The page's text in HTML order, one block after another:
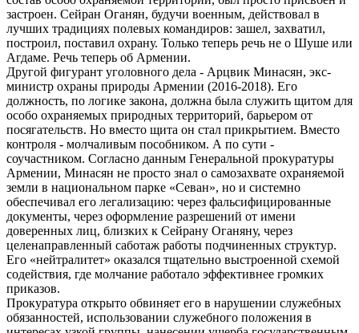
застроен. Сейран Оганян, будучи военным, действовал в
лучших традициях полевых командиров: зашел, захватил,
построил, поставил охрану. Только теперь речь не о Шуше или
Агдаме. Речь теперь об Армении.
Другой фигурант уголовного дела - Арцвик Минасян, экс-
министр охраны природы Армении (2016-2018). Его
должность, по логике закона, должна была служить щитом для
особо охраняемых природных территорий, барьером от
посягательств. Но вместо щита он стал прикрытием. Вместо
контроля - молчаливым пособником. А по сути -
соучастником. Согласно данным Генеральной прокуратуры
Армении, Минасян не просто знал о самозахвате охраняемой
земли в национальном парке «Севан», но и системно
обеспечивал его легализацию: через фальсифицированные
документы, через оформление разрешений от имени
доверенных лиц, близких к Сейрану Оганяну, через
целенаправленный саботаж работы подчиненных структур.
Его «нейтралитет» оказался тщательно выстроенной схемой
содействия, где молчание работало эффективнее громких
приказов.
Прокуратура открыто обвиняет его в нарушении служебных
обязанностей, использовании служебного положения в